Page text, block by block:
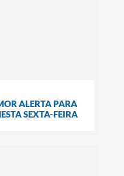
ALERTA PARA
SEXTA-FEIRA